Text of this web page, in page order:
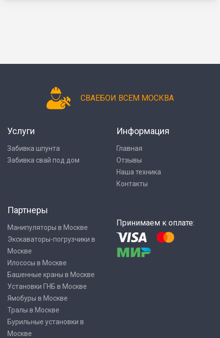
СВАЕБОИ ВСЕМ МОСКВА
Услуги
Забивка шпунта
Забивка свай под дом
Информация
Главная
Отзывы
Наша техника
Контакты
Партнеры
Манипуляторы в Москве
Экскаваторы-погрузчики в
Москве
Илососы в Москве
Башенные краны в Москве
Установки ГНБ в Москве
Ямобуры в Москве
Тралы в Москве
Бурильные установки в
Москве
Принимаем к оплате: